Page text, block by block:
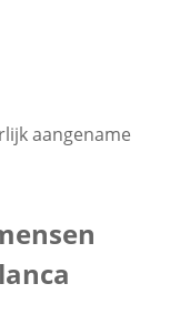
aangename